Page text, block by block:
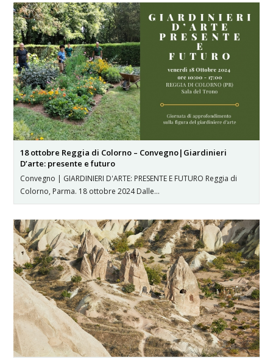
18 ottobre Reggia di Colorno – Convegno|Giardinieri
D’arte: presente e futuro
Convegno | GIARDINIERI D'ARTE: PRESENTE E FUTURO Reggia di
Colorno, Parma. 18 ottobre 2024 Dalle…